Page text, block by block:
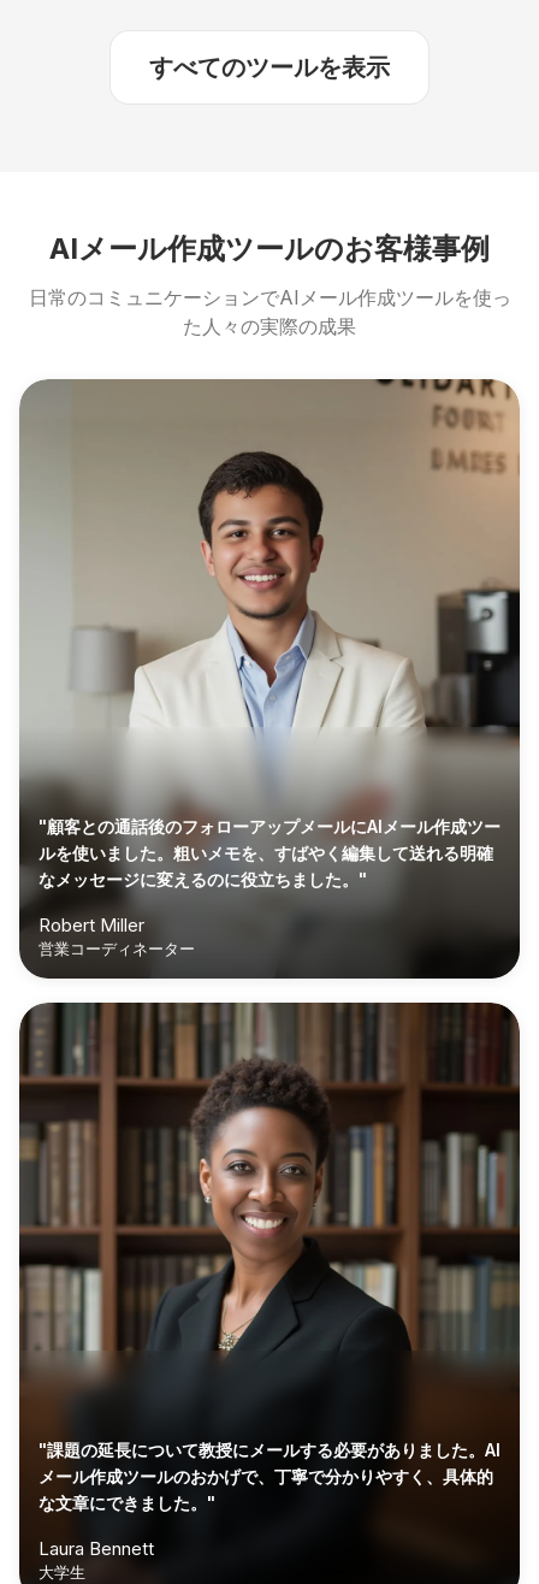
すべてのツールを表示
AIメール作成ツールのお客様事例
日常のコミュニケーションでAIメール作成ツールを使っ
た人々の実際の成果
"顧客との通話後のフォローアップメールにAIメール作成ツー
ルを使いました。粗いメモを、すばやく編集して送れる明確
なメッセージに変えるのに役立ちました。"
Robert Miller
営業コーディネーター
"課題の延長について教授にメールする必要がありました。AI
メール作成ツールのおかげで、丁寧で分かりやすく、具体的
な文章にできました。"
Laura Bennett
大学生